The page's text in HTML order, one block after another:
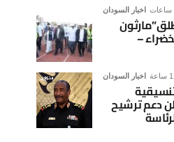
اخبار السودان
–
اخبار السودان
دعم ترشيح